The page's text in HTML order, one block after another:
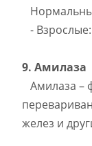
-
9. Амилаза
Амилаза –
желез и